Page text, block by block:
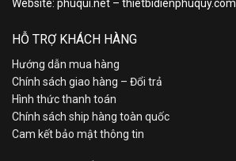
Website: phuqui.net – thietbidienphuquy.com
HỖ TRỢ KHÁCH HÀNG
Hướng dẫn mua hàng
Chính sách giao hàng – Đổi trả
Hình thức thanh toán
Chính sách ship hàng toàn quốc
Cam kết bảo mật thông tin